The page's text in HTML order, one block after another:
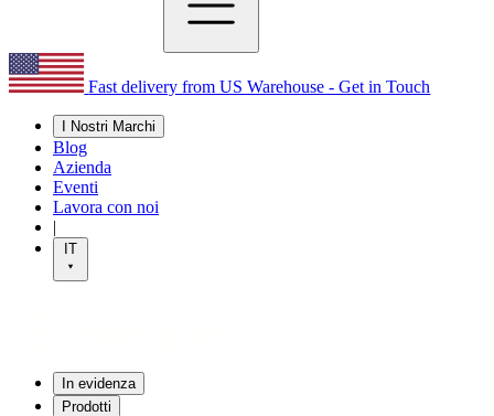
Fast delivery from US Warehouse - Get in Touch
I Nostri Marchi
Blog
Azienda
Eventi
Lavora con noi
|
IT
In evidenza
Prodotti